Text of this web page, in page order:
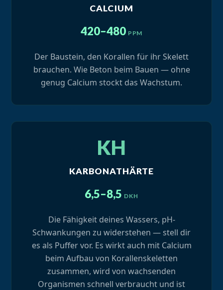
CALCIUM
420–480 PPM
Der Baustein, den Korallen für ihr Skelett
brauchen. Wie Beton beim Bauen — ohne
genug Calcium stockt das Wachstum.
KH
KARBONATHÄRTE
6,5–8,5 DKH
Die Fähigkeit deines Wassers, pH-
Schwankungen zu widerstehen — stell dir
es als Puffer vor. Es wirkt auch mit Calcium
beim Aufbau von Korallenskeletten
zusammen, wird von wachsenden
Organismen schnell verbraucht und ist